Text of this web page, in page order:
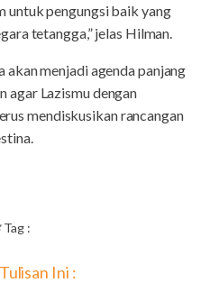
untuk pengungsi baik yang
tetangga,” jelas Hilman.
menjadi agenda panjang
agar Lazismu dengan
mendiskusikan rancangan
Tag :
Ini :